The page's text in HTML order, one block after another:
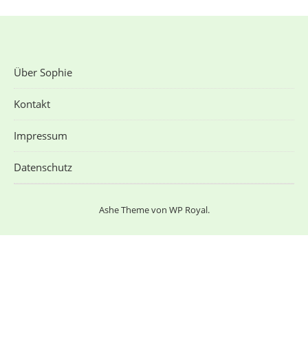
Über Sophie
Kontakt
Impressum
Datenschutz
Ashe Theme von WP Royal.